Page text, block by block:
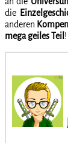
die
anderen
mega geiles Teil !